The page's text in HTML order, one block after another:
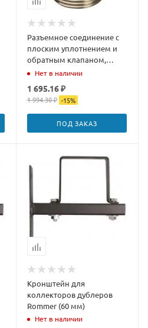
Разъемное соединение с
плоским уплотнением и
обратным клапаном,
никелированное 1"
Нет в наличии
1 695.16 ₽
1 994.30 ₽ -15%
ПОД ЗАКАЗ
Кронштейн для
коллекторов дублеров
Rommer (60 мм)
Нет в наличии